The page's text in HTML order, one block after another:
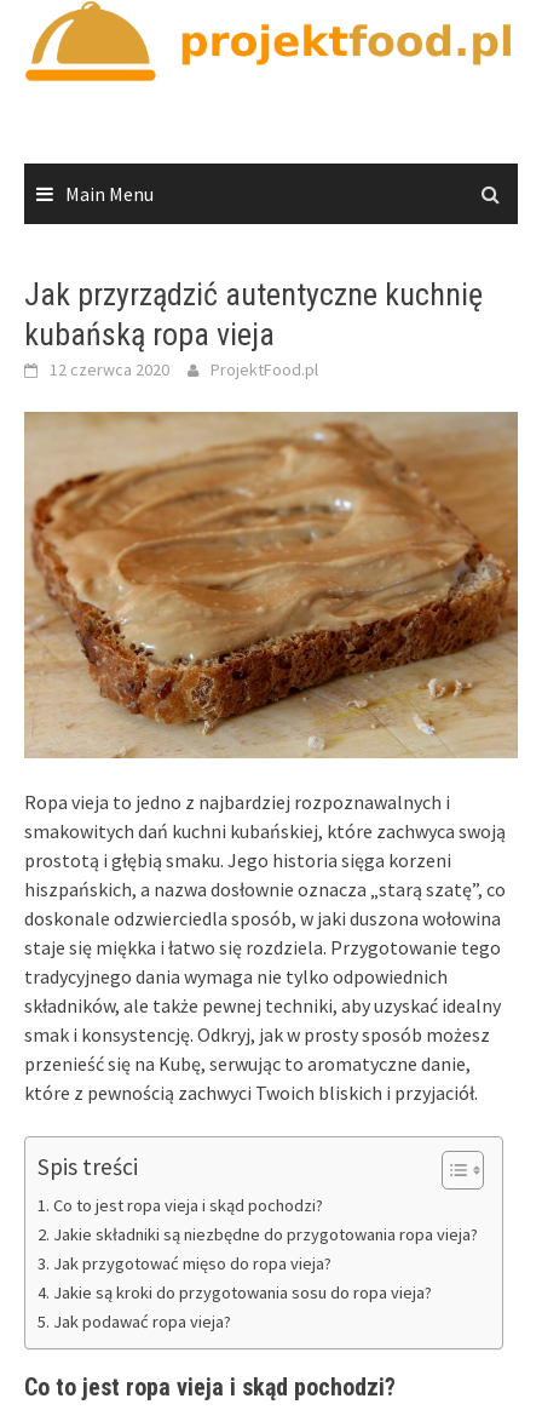
content
Main Menu
Jak przyrządzić autentyczne kuchnię
kubańską ropa vieja
12 czerwca 2020 ProjektFood.pl
Ropa vieja to jedno z najbardziej rozpoznawalnych i
smakowitych dań kuchni kubańskiej, które zachwyca swoją
prostotą i głębią smaku. Jego historia sięga korzeni
hiszpańskich, a nazwa dosłownie oznacza „starą szatę”, co
doskonale odzwierciedla sposób, w jaki duszona wołowina
staje się miękka i łatwo się rozdziela. Przygotowanie tego
tradycyjnego dania wymaga nie tylko odpowiednich
składników, ale także pewnej techniki, aby uzyskać idealny
smak i konsystencję. Odkryj, jak w prosty sposób możesz
przenieść się na Kubę, serwując to aromatyczne danie,
które z pewnością zachwyci Twoich bliskich i przyjaciół.
Spis treści
Co to jest ropa vieja i skąd pochodzi?
Jakie składniki są niezbędne do przygotowania ropa vieja?
Jak przygotować mięso do ropa vieja?
Jakie są kroki do przygotowania sosu do ropa vieja?
Jak podawać ropa vieja?
Co to jest ropa vieja i skąd pochodzi?